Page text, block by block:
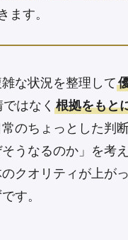
ます。
な状況を整理して
はなく 根拠をもと
のちょっとした判
うなるのか」を考
クオリティが上が
す。